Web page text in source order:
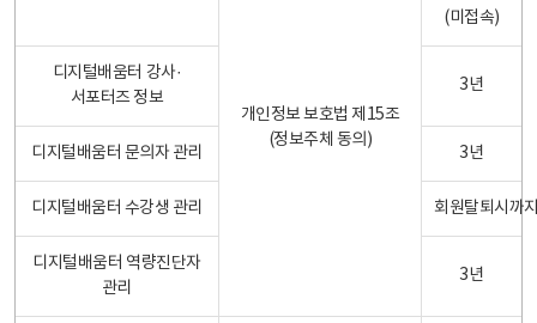
개인정보 보호법 제15조
(정보주체 동의)
(미접속)
디지털배움터 강사·
서포터즈 정보
3년
디지털배움터 문의자 관리 3년
디지털배움터 수강생 관리 회원탈퇴시까
디지털배움터 역량진단자
관리
3년